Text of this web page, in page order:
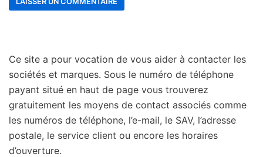
Ce site a pour vocation de vous aider à contacter les
sociétés et marques. Sous le numéro de téléphone
payant situé en haut de page vous trouverez
gratuitement les moyens de contact associés comme
les numéros de téléphone, l’e-mail, le SAV, l’adresse
postale, le service client ou encore les horaires
d’ouverture.